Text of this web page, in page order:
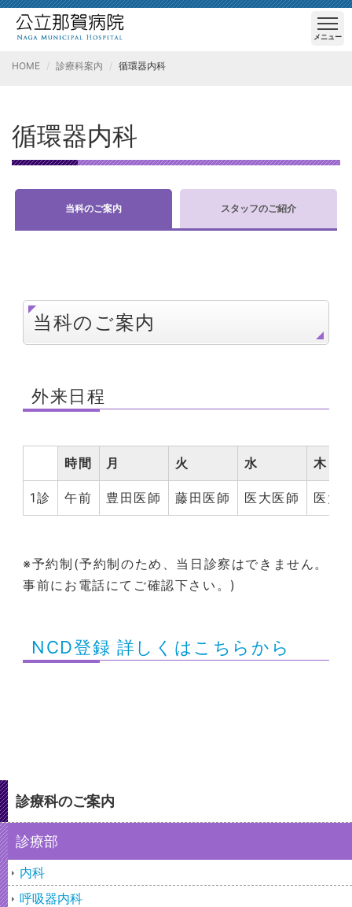
メニュー
HOME 診療科案内 循環器内科
循環器内科
当科のご案内 スタッフのご紹介
当科のご案内
外来日程
時間 月 火 水 木
1診 午前 豊田医師 藤田医師 医大医師 医大
※予約制(予約制のため、当日診察はできません。
事前にお電話にてご確認下さい。)
NCD登録 詳しくはこちらから
診療科のご案内
診療部
内科
呼吸器内科